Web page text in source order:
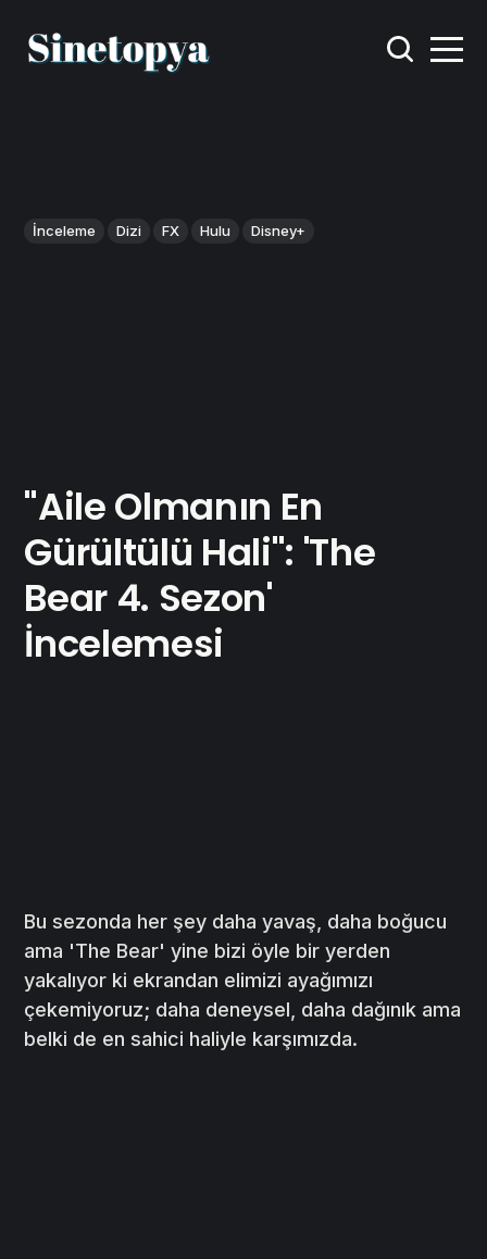
İnceleme Dizi FX Hulu Disney+
"Aile Olmanın En
Gürültülü Hali": 'The
Bear 4. Sezon'
İncelemesi
Bu sezonda her şey daha yavaş, daha boğucu
ama 'The Bear' yine bizi öyle bir yerden
yakalıyor ki ekrandan elimizi ayağımızı
çekemiyoruz; daha deneysel, daha dağınık ama
belki de en sahici haliyle karşımızda.